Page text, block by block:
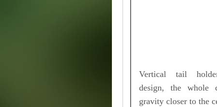
Vertical tail
design, the whole
gravity closer to the